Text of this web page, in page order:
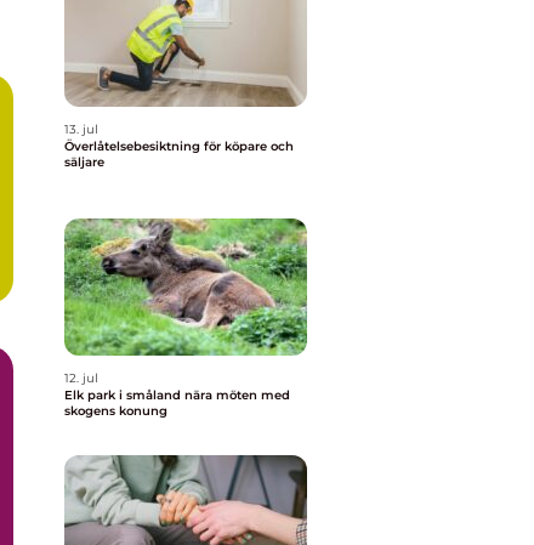
13. jul
Överlåtelsebesiktning för köpare och
säljare
12. jul
Elk park i småland nära möten med
skogens konung